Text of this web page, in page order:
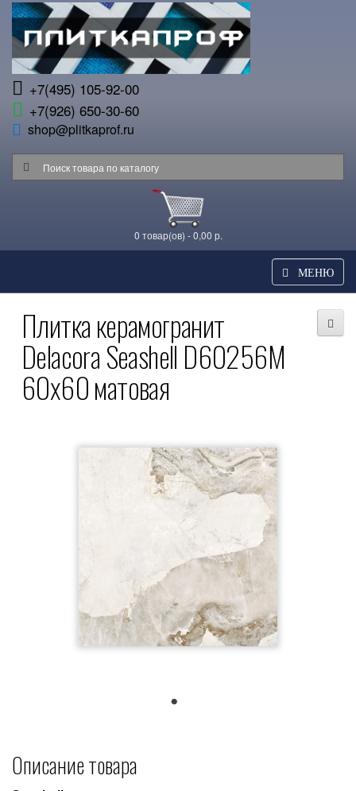
+7(495) 105-92-00
+7(926) 650-30-60
shop@plitkaprof.ru
0 товар(ов) - 0,00 р.
МЕНЮ
Плитка керамогранит
Delacora Seashell D60256M
60x60 матовая
Описание товара